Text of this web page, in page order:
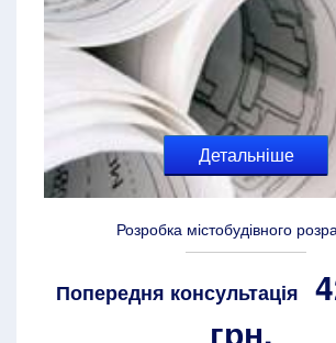
Детальніше
Розробка містобудівного
Попередня консультація
грн.